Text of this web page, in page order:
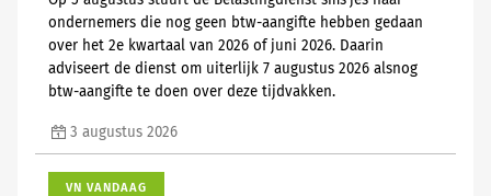
ondernemers die nog geen btw-aangifte hebben gedaan
over het 2e kwartaal van 2026 of juni 2026. Daarin
adviseert de dienst om uiterlijk 7 augustus 2026 alsnog
btw-aangifte te doen over deze tijdvakken.
3 augustus 2026
VN VANDAAG